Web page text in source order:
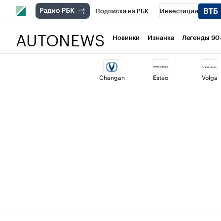
Подписка на РБК Инвестиции
Национальные проекты Город
Кредитные рейтинги Франшизы
AUTONEWS Новинки Изнанка Легенды
Changan Esteo Volga